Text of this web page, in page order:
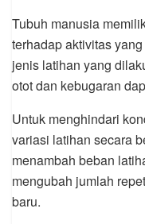
Tubuh manusia
terhadap aktivitas
jenis latihan yang
otot dan kebugaran
Untuk menghindari
variasi latihan secara
menambah beban
mengubah jumlah
baru.